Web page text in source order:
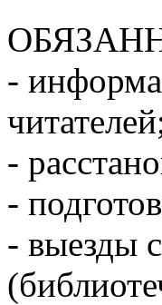
-
-
-
- выезды